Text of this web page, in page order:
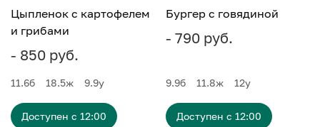
Цыпленок с картофелем
и грибами
- 850 руб.
11.6б 18.5ж 9.9у
Доступен с 12:00
Бургер с говядиной
- 790 руб.
9.9б 11.8ж 12у
Доступен с 12:00